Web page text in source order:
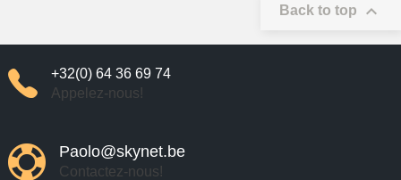
Back to top 
+32(0) 64 36 69 74
Appelez-nous!
Paolo@skynet.be
Contactez-nous!